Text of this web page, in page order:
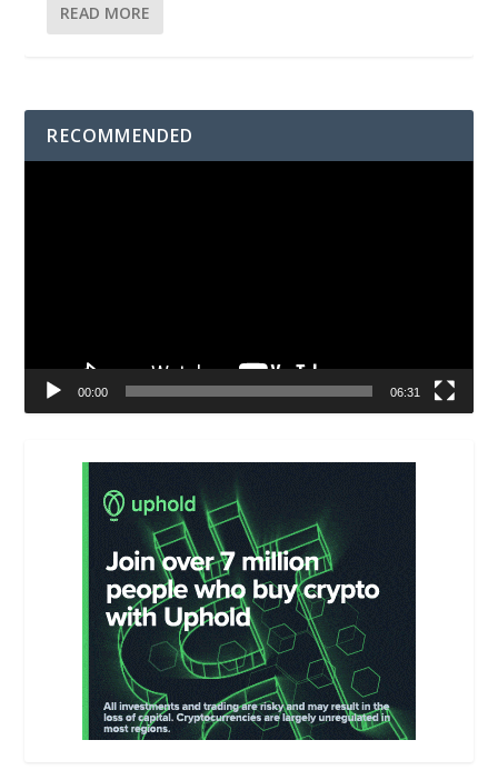
READ MORE
RECOMMENDED
00:00 06:31